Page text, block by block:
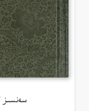
سەنسىز